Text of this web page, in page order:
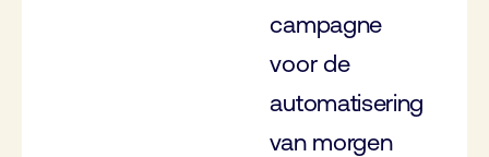
campagne
voor de
automatisering
van morgen